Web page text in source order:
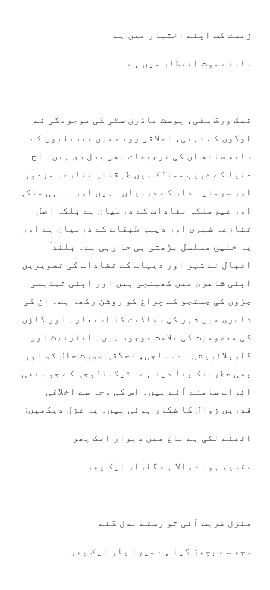
زیست کب اپنے اختیار میں ہے
سامنے موت انتظار میں ہے
نیک ورک سٹی، پوسٹ ماڈرن سٹی کی موجودگی نے
لوگوں کے ذہنی، اخلاقی رویے میں تبدیلیوں کے
ساتھ ساتھ ان کی ترجیحات بھی بدل دی ہیں۔ آج
دنیا کے غریب ممالک میں طبقاتی تنازعہ مزدور
اور سرمایہ دار کے درمیان نہیں اور نہ ہی ملکی
اور غیرملکی مفادات کے درمیان ہے بلکہ اصل
تنازعہ شہری اور دیہی طبقات کے درمیان ہے اور
یہ خلیج مسلسل بڑھتی ہی جا رہی ہے۔ بلند ؔ
اقبال نے شہر اور دیہات کے تضادات کی تصویریں
اپنی شاعری میں کھینچی ہیں اور اپنی تہذیبی
جڑوں کی جستجو کے چراغ کو روشن رکھا ہے۔ ان کی
شاعری میں شہر کی سفاکیت کا استعارہ اور گاؤں
کی معصومیت کی علامت موجود ہیں۔ انٹرنیٹ اور
گلوبلائزیشن نے سماجی، اخلاقی صورت حال کو اور
بھی خطرناک بنا دیا ہے۔ ٹیکنالوجی کے جو منفی
اثرات سامنے آئے ہیں۔ اس کی وجہ سے اخلاقی
قدریں زوال کا شکار ہوئی ہیں۔ یہ غزل دیکھیں:
اٹھنے لگی ہے باغ میں دیوار ایک پھر
تقسیم ہونے والا ہے گلزار ایک پھر
منزل قریب آئی تو رستے بدل گئے
مجھ سے بچھڑ گیا ہے میرا یار ایک پھر